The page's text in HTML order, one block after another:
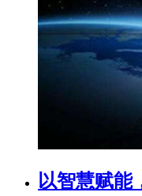
以智慧赋能